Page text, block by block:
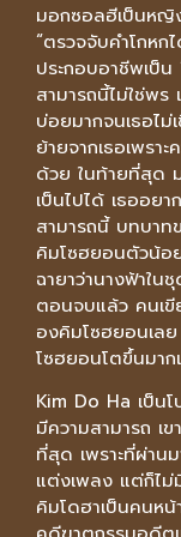
มอกซอลฮีเป็นหญิ
“ตรวจจับคำโกหก
ประกอบอาชีพเป็น
สามารถนี้ไม่ใช่พร
บ่อยมากจนเธอไ
ย้ายจากเธอเพรา
ด้วย ในท้ายที่สุด
เป็นไปได้ เธออย
สามารถนี้ บทบา
คิมโซฮยอนตัวน้อ
ฉายาว่านางฟ้าใ
ตอนจบแล้ว คนเขี
องคิมโซฮยอนเล
โซฮยอนโตขึ้นมาก
Kim Do Ha เป็น
มีความสามารถ เ
ที่สุด เพราะที่ผ่าน
แต่งเพลง แต่ก็ไม่
คิมโดฮาเป็นคนห